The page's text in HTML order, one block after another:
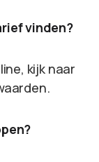
vinden?
kijk naar